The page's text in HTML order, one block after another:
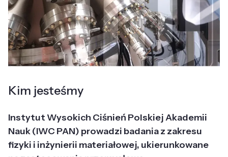
Kim jesteśmy
Instytut Wysokich Ciśnień Polskiej Akademii
Nauk (IWC PAN) prowadzi badania z zakresu
fizyki i inżynierii materiałowej, ukierunkowane